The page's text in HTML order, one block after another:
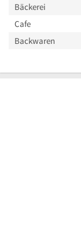
Bäckerei
Cafe
Backwaren